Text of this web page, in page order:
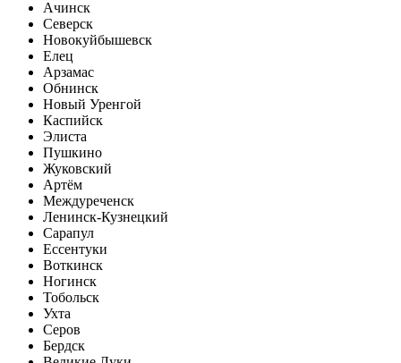
Ачинск
Северск
Новокуйбышевск
Елец
Арзамас
Обнинск
Новый Уренгой
Каспийск
Элиста
Пушкино
Жуковский
Артём
Междуреченск
Ленинск-Кузнецкий
Сарапул
Ессентуки
Воткинск
Ногинск
Тобольск
Ухта
Серов
Бердск